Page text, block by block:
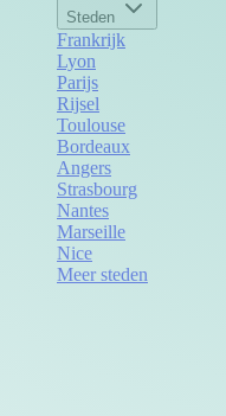
Steden
Frankrijk
Lyon
Parijs
Rijsel
Toulouse
Bordeaux
Angers
Strasbourg
Nantes
Marseille
Nice
Meer steden